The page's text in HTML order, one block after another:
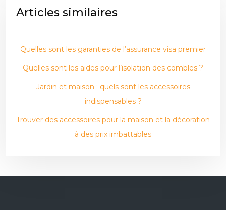
Articles similaires
Quelles sont les garanties de l’assurance visa premier
Quelles sont les aides pour l’isolation des combles ?
Jardin et maison : quels sont les accessoires
indispensables ?
Trouver des accessoires pour la maison et la décoration
à des prix imbattables